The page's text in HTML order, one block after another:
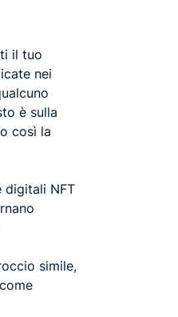
il tuo
nei
è sulla
così la
digitali NFT
simile,